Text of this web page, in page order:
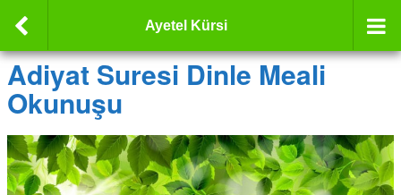
Ayetel Kürsi
Adiyat Suresi Dinle Meali
Okunuşu